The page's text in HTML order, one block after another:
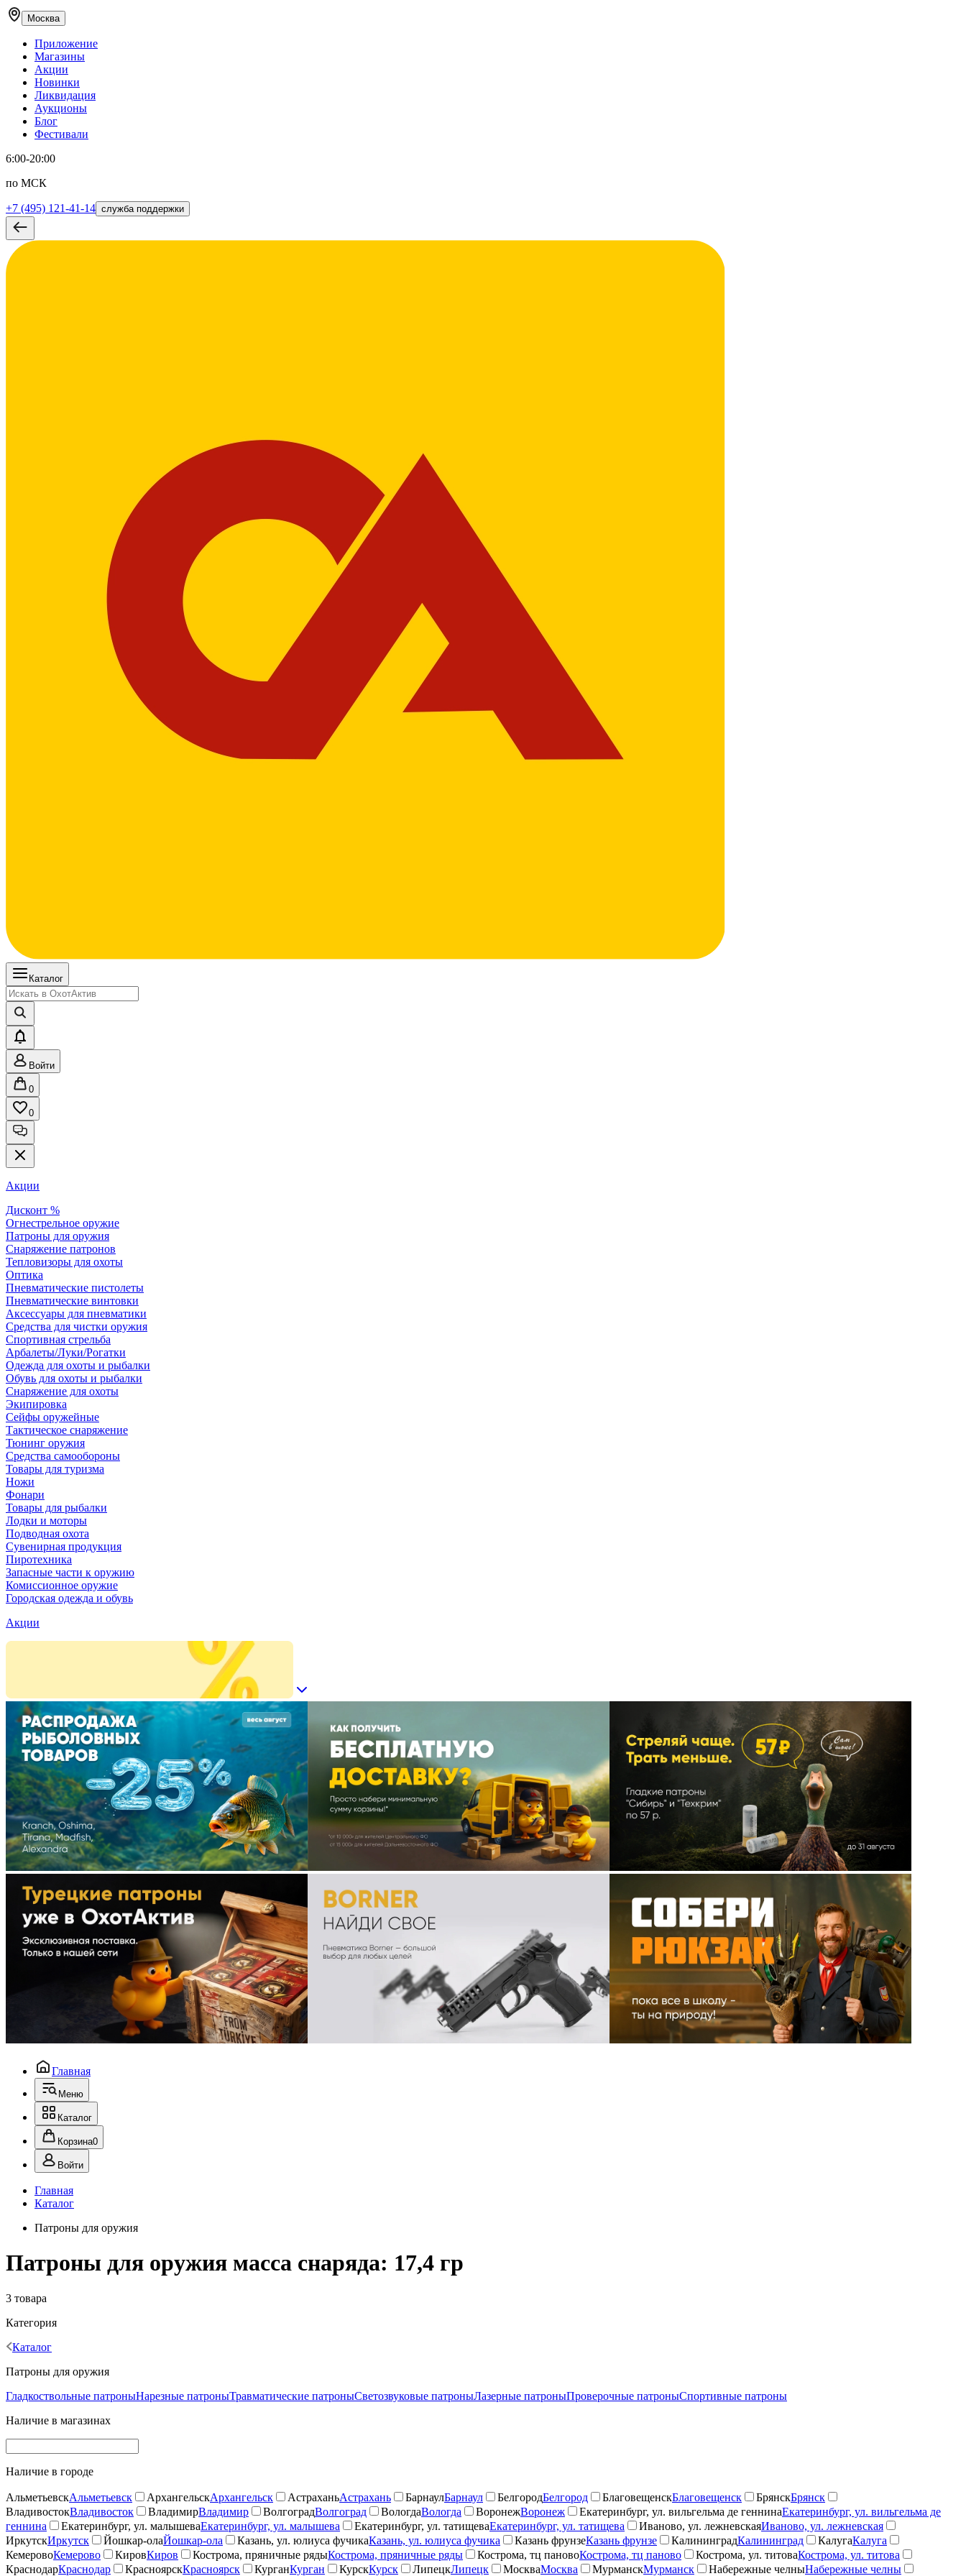
Москва
Приложение
Магазины
Акции
Новинки
Ликвидация
Аукционы
Блог
Фестивали
6:00-20:00
по МСК
+7 (495) 121-41-14 служба поддержки
Каталог
Войти
0
0
Акции
Дисконт %
Огнестрельное оружие
Патроны для оружия
Снаряжение патронов
Тепловизоры для охоты
Оптика
Пневматические пистолеты
Пневматические винтовки
Аксессуары для пневматики
Средства для чистки оружия
Спортивная стрельба
Арбалеты/Луки/Рогатки
Одежда для охоты и рыбалки
Обувь для охоты и рыбалки
Снаряжение для охоты
Экипировка
Сейфы оружейные
Тактическое снаряжение
Тюнинг оружия
Средства самообороны
Товары для туризма
Ножи
Фонари
Товары для рыбалки
Лодки и моторы
Подводная охота
Сувенирная продукция
Пиротехника
Запасные части к оружию
Комиссионное оружие
Городская одежда и обувь
Акции
Главная
Меню
Каталог
Корзина0
Войти
Главная
Каталог
Патроны для оружия
Патроны для оружия масса снаряда: 17,4 гр
3 товара
Категория
Каталог
Патроны для оружия
Гладкоствольные патроныНарезные патроныТравматические патроныСветозвуковые патроныЛазерные патроныПроверочные патроныСпортивные патроны
Наличие в магазинах
Наличие в городе
АльметьевскАльметьевск АрхангельскАрхангельск АстраханьАстрахань БарнаулБарнаул БелгородБелгород БлаговещенскБлаговещенск БрянскБрянск
ВладивостокВладивосток ВладимирВладимир ВолгоградВолгоград ВологдаВологда ВоронежВоронеж Екатеринбург, ул. вильгельма де геннинаЕкатеринбург, ул. вильгельма де
геннина
Екатеринбург, ул. малышеваЕкатеринбург, ул. малышева Екатеринбург, ул. татищеваЕкатеринбург, ул. татищева Иваново, ул. лежневскаяИваново, ул. лежневская
ИркутскИркутск Йошкар-олаЙошкар-ола Казань, ул. юлиуса фучикаКазань, ул. юлиуса фучика Казань фрунзеКазань фрунзе КалининградКалининград КалугаКалуга
КемеровоКемерово КировКиров Кострома, пряничные рядыКострома, пряничные ряды Кострома, тц пановоКострома, тц паново Кострома, ул. титоваКострома, ул. титова
КраснодарКраснодар КрасноярскКрасноярск КурганКурган КурскКурск ЛипецкЛипецк МоскваМосква МурманскМурманск Набережные челныНабережные челны